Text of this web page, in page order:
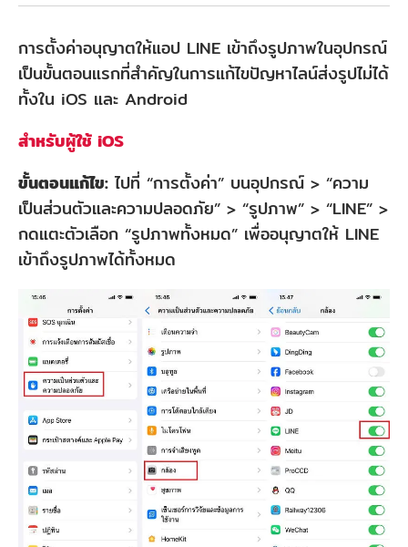
การตั้งค่าอนุญาตให้แอป LINE เข้าถึงรูปภาพในอุปกรณ์
เป็นขั้นตอนแรกที่สำคัญในการแก้ไขปัญหาไลน์ส่งรูปไม่ได้
ทั้งใน iOS และ Android
สำหรับผู้ใช้ iOS
ขั้นตอนแก้ไข: ไปที่ “การตั้งค่า” บนอุปกรณ์ > “ความ
เป็นส่วนตัวและความปลอดภัย” > “รูปภาพ” > “LINE” >
กดแตะตัวเลือก “รูปภาพทั้งหมด” เพื่ออนุญาตให้ LINE
เข้าถึงรูปภาพได้ทั้งหมด